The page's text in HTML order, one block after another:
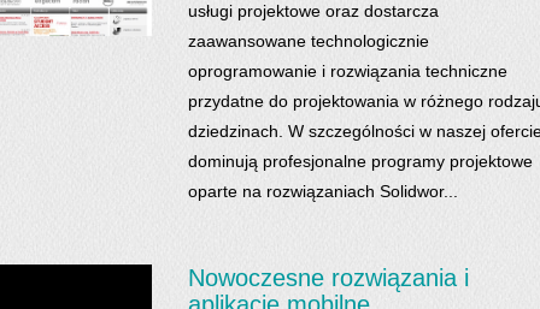
usługi projektowe oraz dostarcza
zaawansowane technologicznie
oprogramowanie i rozwiązania techniczne
przydatne do projektowania w różnego
dziedzinach. W szczególności w naszej
dominują profesjonalne programy projektowe
oparte na rozwiązaniach Solidwor...
Nowoczesne rozwiązania i